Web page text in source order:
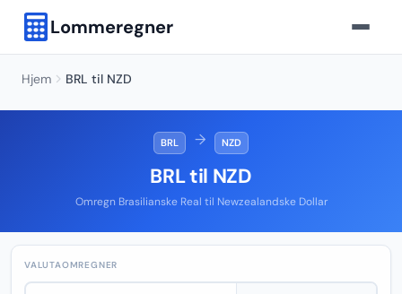
Lommeregner
Hjem BRL til NZD
BRL → NZD
BRL til NZD
Omregn Brasilianske Real til Newzealandske Dollar
VALUTAOMREGNER